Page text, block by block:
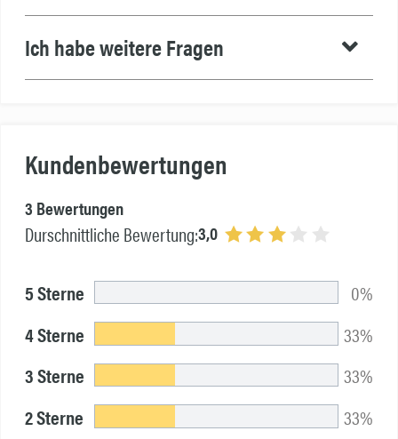
Ich habe weitere Fragen
Kundenbewertungen
3 Bewertungen
Durschnittliche Bewertung:3,0
5 Sterne
0%
4 Sterne
33%
3 Sterne
33%
2 Sterne
33%